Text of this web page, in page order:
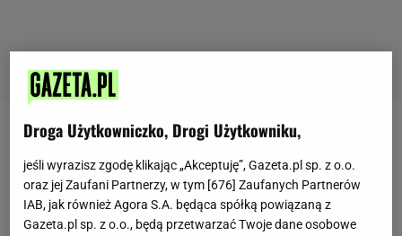
Magdalena Siraga
Redaktorka treści Lifestyle
Droga Użytkowniczko, Drogi Użytkowniku,
jeśli wyrazisz zgodę klikając „Akceptuję”, Gazeta.pl sp. z o.o.
oraz jej Zaufani Partnerzy, w tym [676] Zaufanych Partnerów
IAB, jak również Agora S.A. będąca spółką powiązaną z
Gazeta.pl sp. z o.o., będą przetwarzać Twoje dane osobowe